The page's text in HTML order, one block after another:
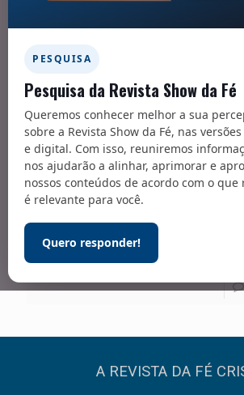
PESQUISA
Pesquisa da Revista Show da Fé
Queremos conhecer melhor a sua
sobre a Revista Show da Fé, nas
e digital. Com isso, reuniremos
nos ajudarão a alinhar, aprimorar e
nossos conteúdos de acordo com o que
é relevante para você.
Quero responder!
01/03/2022
Heróis da Fé | William
Hunt
A REVISTA DA FÉ